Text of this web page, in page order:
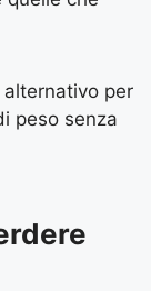
per
peso senza